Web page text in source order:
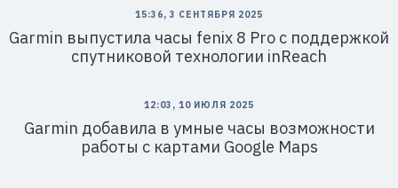
15:36, 3 СЕНТЯБРЯ 2025
Garmin выпустила часы fenix 8 Pro с поддержкой
спутниковой технологии inReach
12:03, 10 ИЮЛЯ 2025
Garmin добавила в умные часы возможности
работы с картами Google Maps